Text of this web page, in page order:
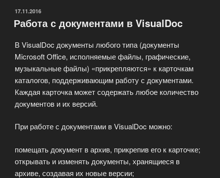
ОПУБЛИКОВАНО
17.11.2016
Работа с документами в VisualDoc
В VisualDoc документы любого типа (документы
Microsoft Office, исполняемые файлы, графические,
музыкальные файлы) «прикрепляются» к карточкам
каталогов, поддерживающим работу с документами.
Каждая карточка может содержать любое количество
документов и их версий.
При работе с документами в VisualDoc можно:
помещать документ в архив, прикрепив его к карточке;
открывать и изменять документы, хранящиеся в
архиве, создавая их новые версии;